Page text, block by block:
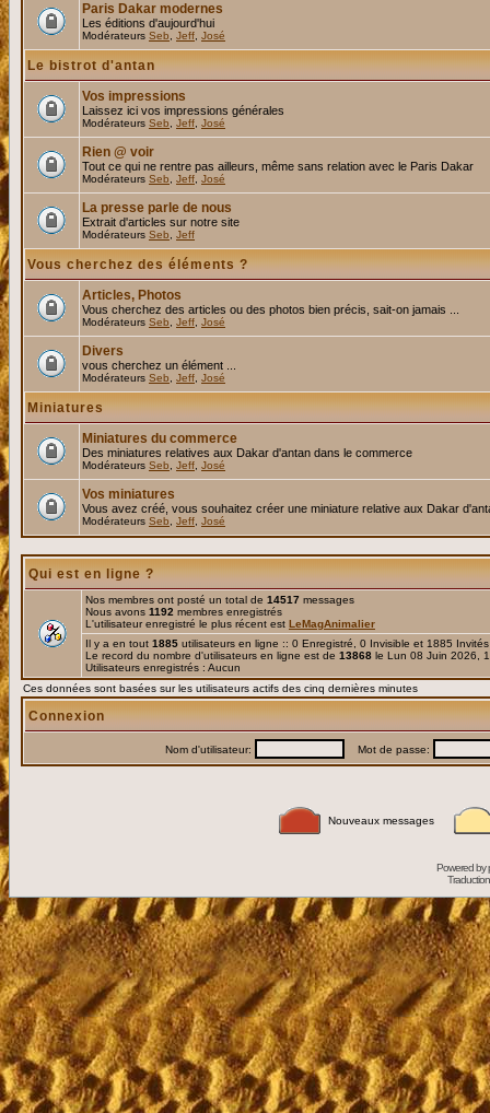
Paris Dakar modernes
Les éditions d'aujourd'hui
Modérateurs Seb Jeff José
Le bistrot d'antan
Vos impressions
Laissez ici vos impressions générales
Modérateurs Seb Jeff José
Rien @ voir
Tout ce qui ne rentre pas ailleurs, même sans relation avec le Paris Dakar
Modérateurs Seb Jeff José
La presse parle de nous
Extrait d'articles sur notre site
Modérateurs Seb Jeff
Vous cherchez des éléments ?
Articles, Photos
Vous cherchez des articles ou des photos bien précis, sait-on jamais ...
Modérateurs Seb Jeff José
Divers
vous cherchez un élément ...
Modérateurs Seb Jeff José
Miniatures
Miniatures du commerce
Des miniatures relatives aux Dakar d'antan dans le commerce
Modérateurs Seb Jeff José
Vos miniatures
Vous avez créé, vous souhaitez créer une miniature relative aux Dakar
Modérateurs Seb Jeff José
Qui est en ligne ?
Nos membres ont posté un total de 14517 messages
Nous avons 1192 membres enregistrés
L'utilisateur enregistré le plus récent est LeMagAnimalier
Il y a en tout 1885 utilisateurs en ligne :: 0 Enregistré, 0 Invisible et 1885
Le record du nombre d'utilisateurs en ligne est de 13868 le Lun 08 Juin 2026,
Utilisateurs enregistrés : Aucun
Ces données sont basées sur les utilisateurs actifs des cinq dernières minutes
Connexion
Nom d'utilisateur: Mot de passe:
Nouveaux messages
Powered by